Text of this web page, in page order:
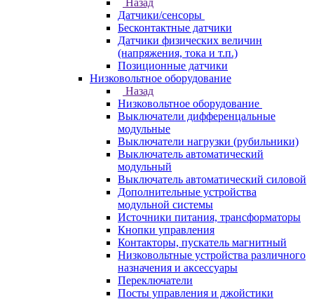
Назад
Датчики/сенсоры
Бесконтактные датчики
Датчики физических величин
(напряжения, тока и т.п.)
Позиционные датчики
Низковольтное оборудование
Назад
Низковольтное оборудование
Выключатели дифференцальные
модульные
Выключатели нагрузки (рубильники)
Выключатель автоматический
модульный
Выключатель автоматический силовой
Дополнительные устройства
модульной системы
Источники питания, трансформаторы
Кнопки управления
Контакторы, пускатель магнитный
Низковольтные устройства различного
назначения и аксессуары
Переключатели
Посты управления и джойстики